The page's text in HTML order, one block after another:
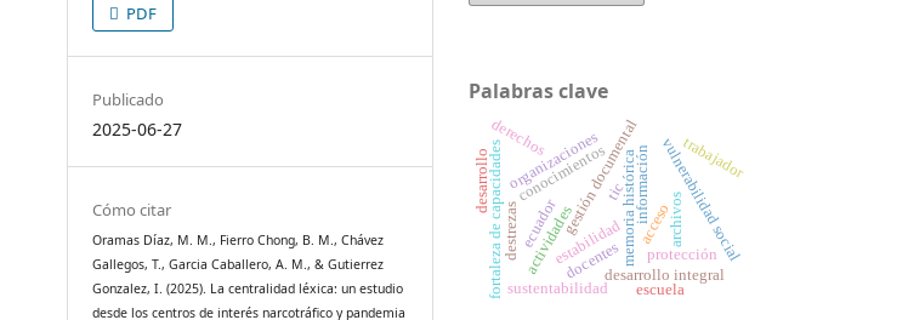
PDF
Publicado
2025-06-27
Cómo citar
Oramas Díaz, M. M., Fierro Chong, B. M., Chávez
Gallegos, T., Garcia Caballero, A. M., & Gutierrez
Gonzalez, I. (2025). La centralidad léxica: un estudio
desde los centros de interés narcotráfico y pandemia
Palabras clave
gestión documental archivos
memoria histórica
organizaciones información
desarrollo integral
protección
vulnerabilidad social
ecuador
actividades
conocimientostic
fortaleza de capacidades sustentabilidad
trabajador
derechos
estabilidad
docentes
escuela
acceso
destrezas
desarrollo